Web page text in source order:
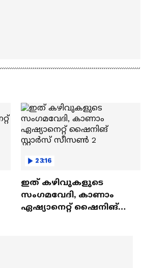
23:16
ഇത് കഴിവുകളുടെ
സംഗമവേദി, കാണാം
ഏഷ്യാനെറ്റ് ഷൈനിങ്